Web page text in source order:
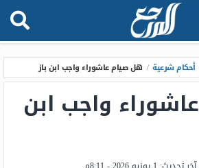
أحكام شرعية / هل صيام عاشوراء واجب ابن باز
واجب ابن